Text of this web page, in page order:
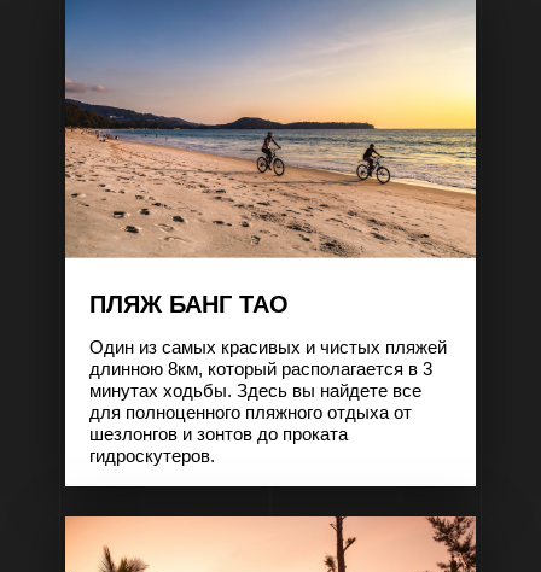
ПЛЯЖ БАНГ ТАО
Один из самых красивых и чистых пляжей
длинною 8км, который располагается в 3
минутах ходьбы. Здесь вы найдете все
для полноценного пляжного отдыха от
шезлонгов и зонтов до проката
гидроскутеров.